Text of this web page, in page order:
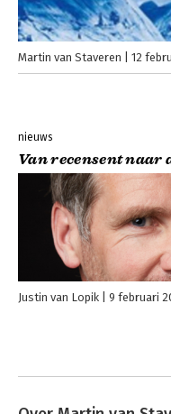
Martin van Staveren 12
nieuws
Van recensent naar
Justin van Lopik 9 februari